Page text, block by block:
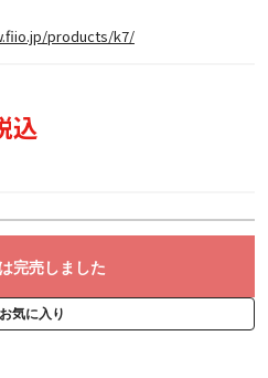
products/k7/
込
完売しました
お気に入り